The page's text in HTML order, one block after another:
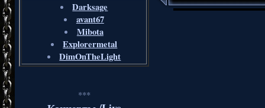
Darksage
avant67
Mibota
Explorermetal
DimOnTheLight
***